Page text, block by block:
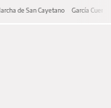
de San Cayetano García Cuerva